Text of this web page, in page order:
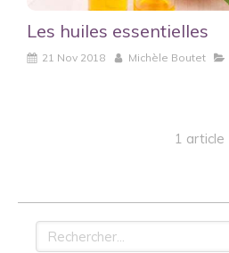
Les huiles essentielles
21 Nov 2018 Michèle Boutet
1 article
Rechercher